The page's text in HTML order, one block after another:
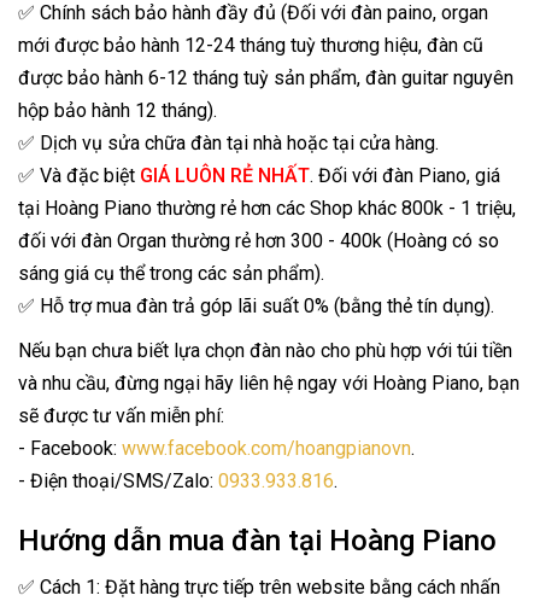
✅ Chính sách bảo hành đầy đủ (Đối với đàn paino, organ
mới được bảo hành 12-24 tháng tuỳ thương hiệu, đàn cũ
được bảo hành 6-12 tháng tuỳ sản phẩm, đàn guitar nguyên
hộp bảo hành 12 tháng).
✅ Dịch vụ sửa chữa đàn tại nhà hoặc tại cửa hàng.
✅ Và đặc biệt GIÁ LUÔN RẺ NHẤT. Đối với đàn Piano, giá
tại Hoàng Piano thường rẻ hơn các Shop khác 800k - 1 triệu,
đối với đàn Organ thường rẻ hơn 300 - 400k (Hoàng có so
sáng giá cụ thể trong các sản phẩm).
✅ Hỗ trợ mua đàn trả góp lãi suất 0% (bằng thẻ tín dụng).
Nếu bạn chưa biết lựa chọn đàn nào cho phù hợp với túi tiền
và nhu cầu, đừng ngại hãy liên hệ ngay với Hoàng Piano, bạn
sẽ được tư vấn miễn phí:
- Facebook: www.facebook.com/hoangpianovn.
- Điện thoại/SMS/Zalo: 0933.933.816.
Hướng dẫn mua đàn tại Hoàng Piano
✅ Cách 1: Đặt hàng trực tiếp trên website bằng cách nhấn